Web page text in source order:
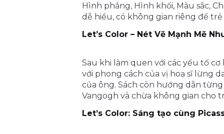
Hình phẳng, Hình khối, Màu sắc,
dễ hiểu, có không gian riêng để
Let’s Color – Nét Vẽ Mạnh Mẽ
Sau khi làm quen với các yếu tố
với phong cách của vị hoạ sĩ lừng
của ông. Sách còn hướng dẫn
Vangogh và chừa không gian cho
Let’s Color: Sáng tạo cùng